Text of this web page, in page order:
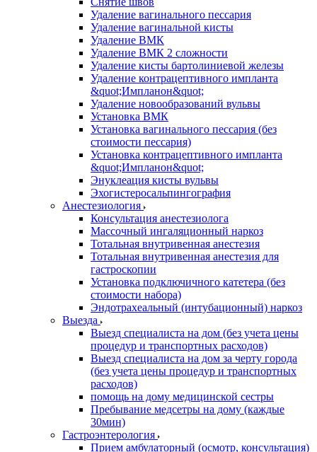
Удаление вагинального пессария
Удаление вагинальной кисты
Удаление ВМК
Удаление ВМК 2 сложности
Удаление кисты бартолиниевой железы
Удаление контрацептивного импланта
&quot;Импланон&quot;
Удаление новообразований вульвы
Установка ВМК
Установка вагинального пессария (без
стоимости пессария)
Установка контрацептивного импланта
&quot;Импланон&quot;
Энуклеация кисты вульвы
Эхогистеросальпингография
Анестезиология
Консультация анестезиолога
Массочный ингаляционный наркоз
Тотальная внутривенная анестезия
Тотальная внутривенная анестезия для
гастроскопии
Установка подключичного катетера (без
стоимости набора)
Эндотрахеальный (интубационный) наркоз
Выезда
Выезд специалиста на дом (без учета цены
процедур и транспортных расходов)
Выезд специалиста на дом за черту города
(без учета цены процедур и транспортных
расходов)
помощь на дому медицинской сестры
Пребывание медсетры на дому (каждые
30мин)
Гастроэнтерология
Прием амбулаторный (осмотр, консультация)